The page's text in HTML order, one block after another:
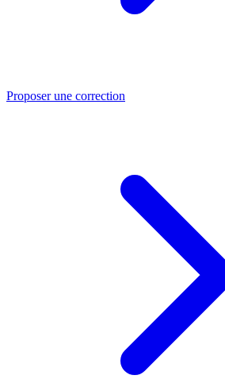
Proposer une correction